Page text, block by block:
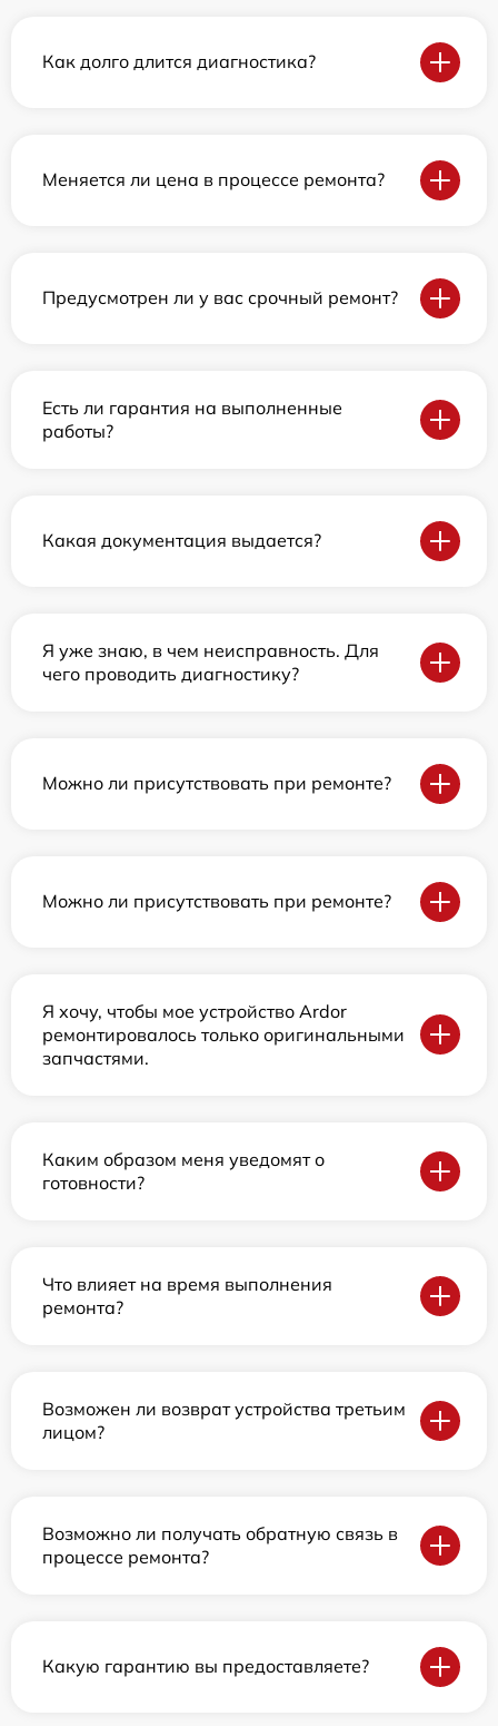
Как долго длится диагностика?
Меняется ли цена в процессе ремонта?
Предусмотрен ли у вас срочный ремонт?
Есть ли гарантия на выполненные
работы?
Какая документация выдается?
Я уже знаю, в чем неисправность. Для
чего проводить диагностику?
Можно ли присутствовать при ремонте?
Можно ли присутствовать при ремонте?
Я хочу, чтобы мое устройство Ardor
ремонтировалось только оригинальными
запчастями.
Каким образом меня уведомят о
готовности?
Что влияет на время выполнения
ремонта?
Возможен ли возврат устройства третьим
лицом?
Возможно ли получать обратную связь в
процессе ремонта?
Какую гарантию вы предоставляете?